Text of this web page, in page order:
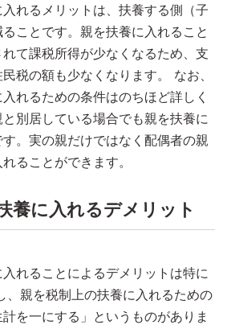
れるメリットは、扶養する側（子
ことです。親を扶養に入れること
て課税所得が少なくなるため、支
税の額も少なくなります。 なお、
れるための条件はのちほど詳しく
別居している場合でも親を扶養に
。実の親だけではなく配偶者の親
ることができます。
養に入れるデメリット
れることによるデメリットは特に
、親を税制上の扶養に入れるための
を一にする」というものがありま